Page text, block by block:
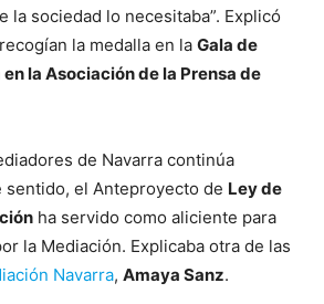
la sociedad lo necesitaba”. Explicó
la medalla en la Gala de
la Asociación de la Prensa de
de Navarra continúa
sentido, el Anteproyecto de Ley de
ha servido como aliciente para
la Mediación. Explicaba otra de las
Navarra, Amaya Sanz.